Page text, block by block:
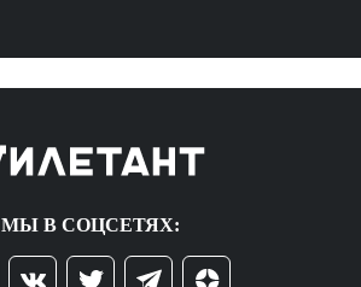
МЫ В СОЦСЕТЯХ: